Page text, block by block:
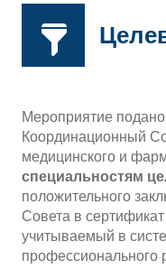
Мероприятие
Координационный
медицинского и
специальностям
положительного
Совета в
учитываемый в
профессионального